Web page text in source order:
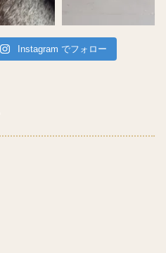
Instagram でフォロー